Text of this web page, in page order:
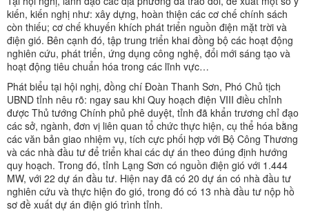
kiến, kiến nghị như: xây dựng, hoàn thiện các cơ chế chính sách
còn thiếu; cơ chế khuyến khích phát triển nguồn điện mặt trời và
điện gió. Bên cạnh đó, tập trung triển khai đồng bộ các hoạt động
nghiên cứu, phát triển, ứng dụng công nghệ, đổi mới sáng tạo và
hoạt động tiêu chuẩn hóa trong các lĩnh vực…
Phát biểu tại hội nghị, đồng chí Đoàn Thanh Sơn, Phó Chủ tịch
UBND tỉnh nêu rõ: ngay sau khi Quy hoạch điện VIII điều chỉnh
được Thủ tướng Chính phủ phê duyệt, tỉnh đã khẩn trương chỉ đạo
các sở, ngành, đơn vị liên quan tổ chức thực hiện, cụ thể hóa bằng
các văn bản giao nhiệm vụ, tích cực phối hợp với Bộ Công Thương
và các nhà đầu tư để triển khai các dự án theo đúng định hướng
quy hoạch. Trong đó, tỉnh Lạng Sơn có nguồn điện gió với 1.444
MW, với 22 dự án đầu tư. Hiện nay đã có 20 dự án có nhà đầu tư
nghiên cứu và thực hiện đo gió, trong đó có 13 nhà đầu tư nộp hồ
sơ đề xuất dự án điện gió trình tỉnh.